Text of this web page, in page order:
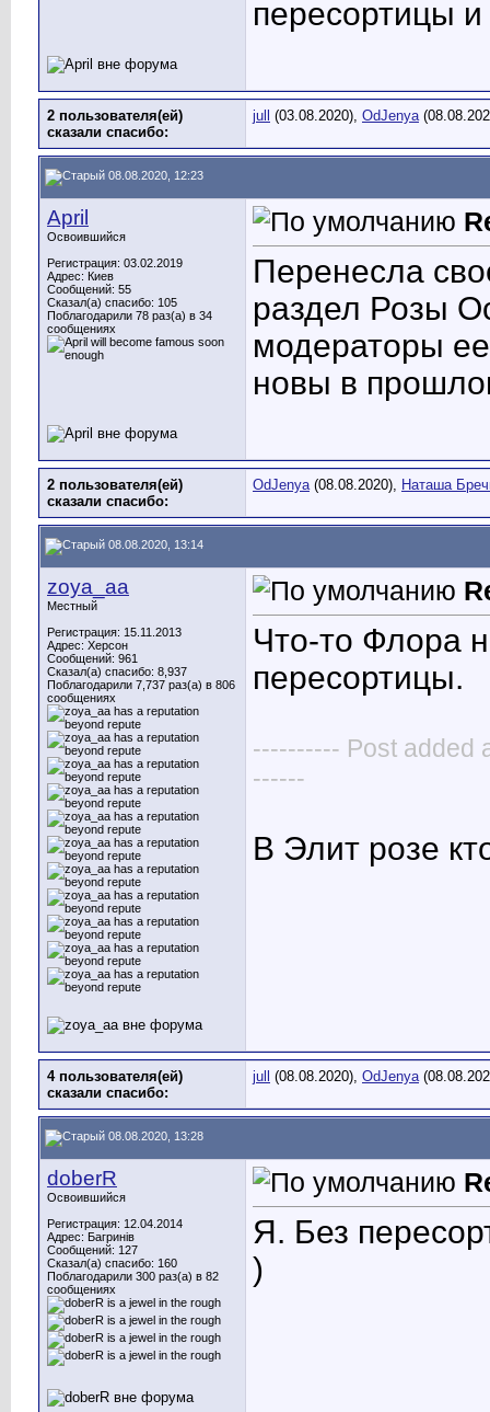
пересортицы
2 пользователя(ей)
сказали cпасибо:
jull (03.08.2020), OdJenya
08.08.2020, 12:23
April
Освоившийся
Регистрация: 03.02.2019
Адрес: Киев
Сообщений: 55
Сказал(а) спасибо: 105
Поблагодарили 78 раз(а) в 34
сообщениях
Перенесла
раздел Розы
модераторы
новы в
2 пользователя(ей)
сказали cпасибо:
OdJenya(08.08.2020), Наташа
08.08.2020, 13:14
zoya_aa
Местный
Регистрация: 15.11.2013
Адрес: Херсон
Сообщений: 961
Сказал(а) спасибо: 8,937
Поблагодарили 7,737 раз(а) в 806
сообщениях
Что-то Флора
пересортицы.
---------- Post added
------
В Элит розе
4 пользователя(ей)
сказали cпасибо:
jull (08.08.2020), OdJenya
08.08.2020, 13:28
doberR
Освоившийся
Регистрация: 12.04.2014
Адрес: Багринів
Сообщений: 127
Сказал(а) спасибо: 160
Поблагодарили 300 раз(а) в 82
сообщениях
Я. Без
)